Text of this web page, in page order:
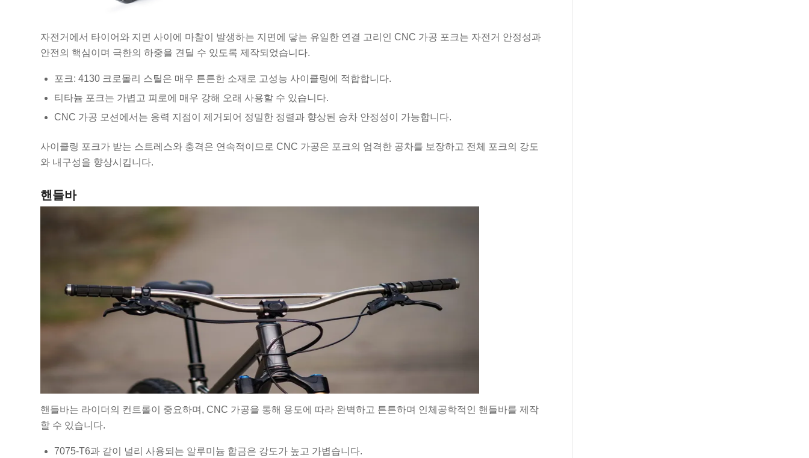
자전거에서 타이어와 지면 사이에 마찰이 발생하는 지면에 닿는 유일한 연결 고리인 CNC 가공 포크는 자전거 안정성과
안전의 핵심이며 극한의 하중을 견딜 수 있도록 제작되었습니다.
포크: 4130 크로몰리 스틸은 매우 튼튼한 소재로 고성능 사이클링에 적합합니다.
티타늄 포크는 가볍고 피로에 매우 강해 오래 사용할 수 있습니다.
CNC 가공 모션에서는 응력 지점이 제거되어 정밀한 정렬과 향상된 승차 안정성이 가능합니다.
사이클링 포크가 받는 스트레스와 충격은 연속적이므로 CNC 가공은 포크의 엄격한 공차를 보장하고 전체 포크의 강도
와 내구성을 향상시킵니다.
핸들바
핸들바는 라이더의 컨트롤이 중요하며, CNC 가공을 통해 용도에 따라 완벽하고 튼튼하며 인체공학적인 핸들바를 제작
할 수 있습니다.
7075-T6과 같이 널리 사용되는 알루미늄 합금은 강도가 높고 가볍습니다.